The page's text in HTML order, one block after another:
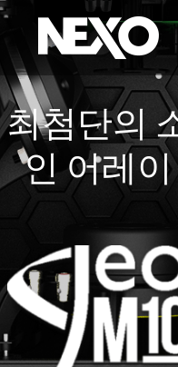
첨단의
인 어레이